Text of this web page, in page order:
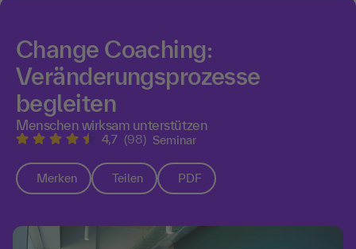
Change Coaching:
Veränderungsprozesse
begleiten
Menschen wirksam unterstützen
4,7 (98) Seminar
Merken Teilen PDF